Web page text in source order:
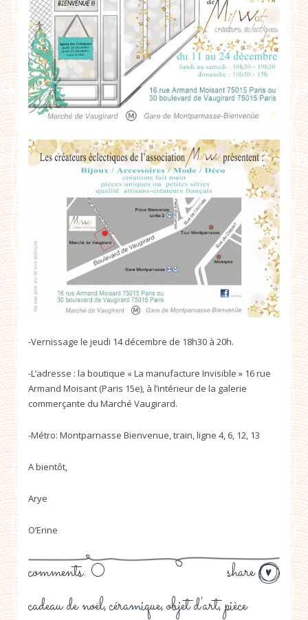
-Vernissage le jeudi 14 décembre de 18h30 à 20h.
-L’adresse : la boutique « La manufacture Invisible » 16 rue
Armand Moisant (Paris 15e), à l’intérieur de la galerie
commerçante du Marché Vaugirard.
-Métro: Montparnasse Bienvenue, train, ligne 4, 6, 12, 13
A bientôt,
Arye
O’Erine
share
comments: 0
cadeau de noël, céramique, objet d'art, pièce